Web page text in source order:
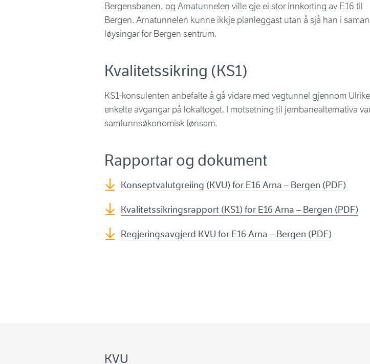
Bergensbanen, og Arnatunnelen ville gje ei stor innkorting av E16 til
Bergen. Arnatunnelen kunne ikkje planleggast utan å sjå han i
løysingar for Bergen sentrum.
Kvalitetssikring (KS1)
KS1-konsulenten anbefalte å gå vidare med vegtunnel gjennom
enkelte avgangar på lokaltoget. I motsetning til jernbanealternativa
samfunnsøkonomisk lønsam.
Rapportar og dokument
Konseptvalutgreiing (KVU) for E16 Arna – Bergen (PDF)
Kvalitetssikringsrapport (KS1) for E16 Arna – Bergen (PDF)
Regjeringsavgjerd KVU for E16 Arna – Bergen (PDF)
KVU